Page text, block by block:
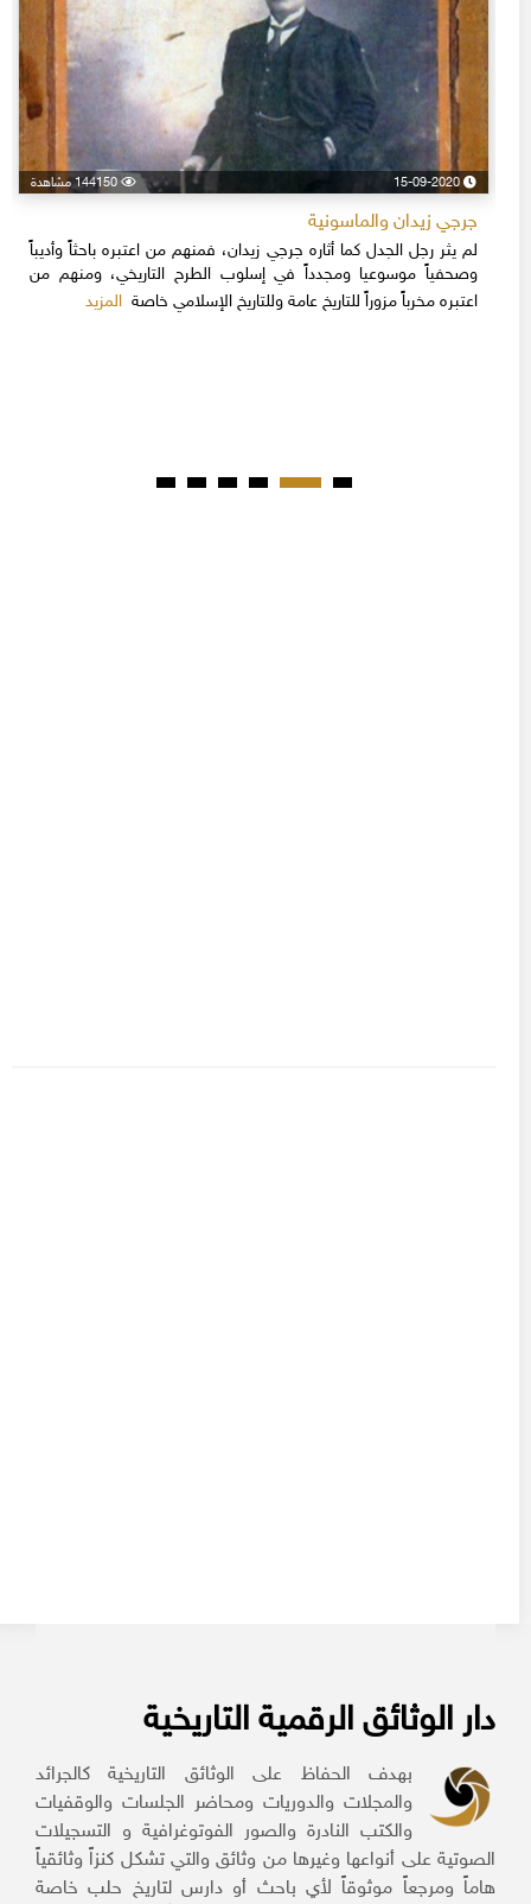
15-09-2020 144150 مشاهدة
جرجي زيدان والماسونية
لم يثر رجل الجدل كما أثاره جرجي زيدان، فمنهم من اعتبره باحثاً وأديباً
وصحفياً موسوعيا ومجدداً في إسلوب الطرح التاريخي، ومنهم من
اعتبره مخرباً مزوراً للتاريخ عامة وللتاريخ الإسلامي خاصةالمزيد
دار الوثائق الرقمية التاريخية
بهدف الحفاظ على الوثائق التاريخية كالجرائد
والمجلات والدوريات ومحاضر الجلسات والوقفيات
والكتب النادرة والصور الفوتوغرافية و التسجيلات
الصوتية على أنواعها وغيرها من وثائق والتي تشكل كنزاً وثائقياً
هاماً ومرجعاً موثوقاً لأي باحث أو دارس لتاريخ حلب خاصة